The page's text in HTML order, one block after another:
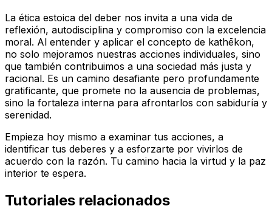
La ética estoica del deber nos invita a una vida de
reflexión, autodisciplina y compromiso con la excelencia
moral. Al entender y aplicar el concepto de kathēkon,
no solo mejoramos nuestras acciones individuales, sino
que también contribuimos a una sociedad más justa y
racional. Es un camino desafiante pero profundamente
gratificante, que promete no la ausencia de problemas,
sino la fortaleza interna para afrontarlos con sabiduría y
serenidad.
Empieza hoy mismo a examinar tus acciones, a
identificar tus deberes y a esforzarte por vivirlos de
acuerdo con la razón. Tu camino hacia la virtud y la paz
interior te espera.
Tutoriales relacionados